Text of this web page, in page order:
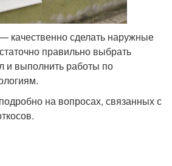
качественно сделать наружные
правильно выбрать
и выполнить работы по
на вопросах, связанных с